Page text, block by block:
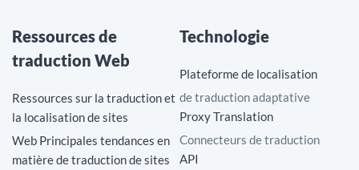
Ressources de
traduction Web
Ressources sur la traduction et
la localisation de sites
Web Principales tendances en
matière de traduction de sites
Technologie
Plateforme de localisation
de traduction adaptative
Proxy Translation
Connecteurs de traduction
API